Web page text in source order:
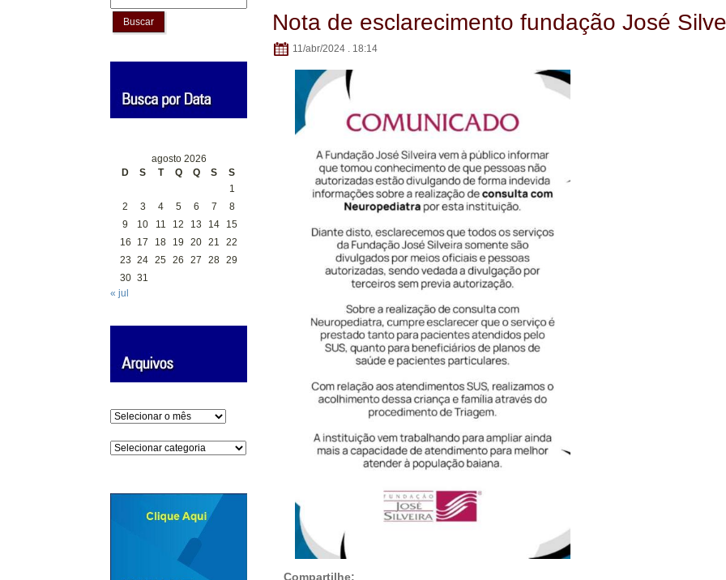
Buscar
agosto 2026
D
S T Q Q S
S
1
2
3 4 5 6 7
8
9
10 11 12 13 14
15
16
17 18 19 20 21
22
23 24 25 26 27 28 29
30 31
« jul
Arquivos
Categorias
Nota de esclarecimento fundação José
11/abr/2024 . 18:14
Compartilhe: